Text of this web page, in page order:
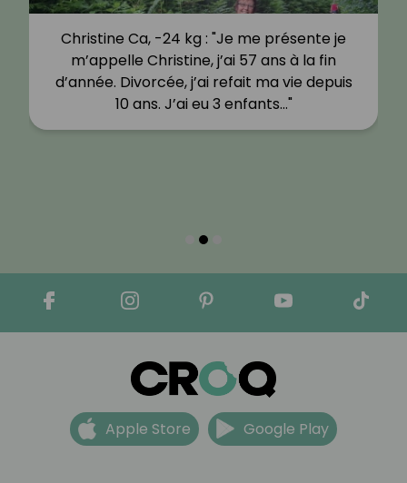
Christine Ca, -24 kg : "Je me présente je
m’appelle Christine, j’ai 57 ans à la fin
d’année. Divorcée, j’ai refait ma vie depuis
10 ans. J’ai eu 3 enfants…"
Apple Store Google Play